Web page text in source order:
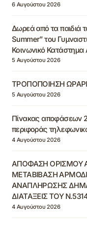
6 Αυγούστου 2026
Δωρεά από τα παιδιά
Summer” του
Κοινωνικό
5 Αυγούστου 2026
ΤΡΟΠΟΠΟΙΗΣΗ
5 Αυγούστου 2026
Πίνακας αποφάσεων
περιφοράς
4 Αυγούστου 2026
ΑΠΟΦΑΣΗ ΟΡΙΣΜΟΥ
ΜΕΤΑΒΙΒΑΣΗ
ΑΝΑΠΛΗΡΩΣΗΣ
ΔΙΑΤΑΞΕΙΣ ΤΟΥ
4 Αυγούστου 2026